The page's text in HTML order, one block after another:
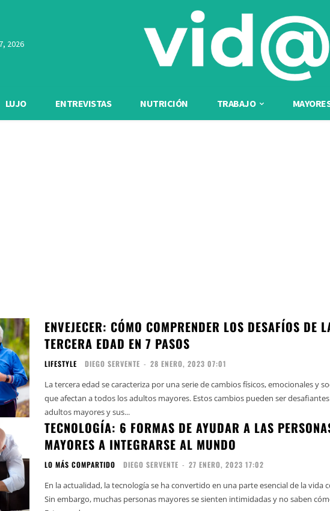
2026
LUJO ENTREVISTAS NUTRICIÓN TRABAJO
ENVEJECER: CÓMO COMPRENDER LOS DESAFÍOS DE
TERCERA EDAD EN 7 PASOS
LIFESTYLE DIEGO SERVENTE - 28 ENERO, 2023 07:01
La tercera edad se caracteriza por una serie de cambios físicos, emocionales y
que afectan a todos los adultos mayores. Estos cambios pueden ser
adultos mayores y sus...
TECNOLOGÍA: 6 FORMAS DE AYUDAR A LAS
MAYORES A INTEGRARSE AL MUNDO
LO MÁS COMPARTIDO DIEGO SERVENTE - 27 ENERO, 2023 17:02
En la actualidad, la tecnología se ha convertido en una parte esencial de la vida
Sin embargo, muchas personas mayores se sienten intimidadas y no saben